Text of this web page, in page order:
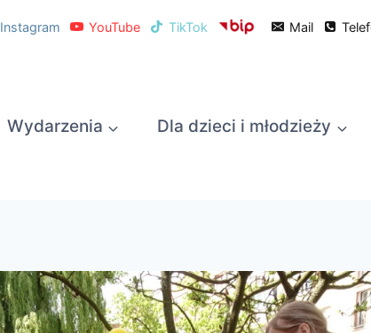
Instagram YouTube TikTok Mail
Wydarzenia Dla dzieci i młodzieży